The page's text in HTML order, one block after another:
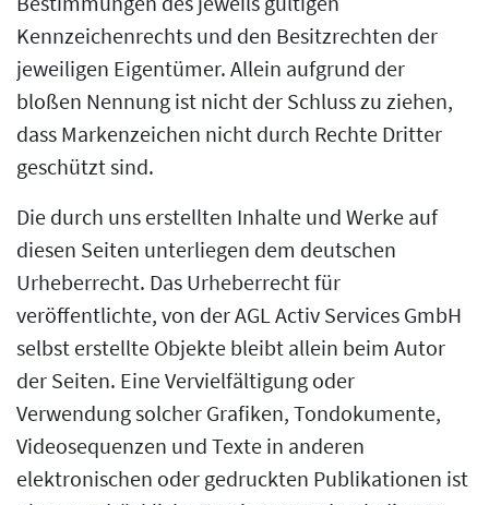
Kennzeichenrechts und den Besitzrechten der
jeweiligen Eigentümer. Allein aufgrund der
bloßen Nennung ist nicht der Schluss zu ziehen,
dass Markenzeichen nicht durch Rechte Dritter
geschützt sind.
Die durch uns erstellten Inhalte und Werke auf
diesen Seiten unterliegen dem deutschen
Urheberrecht. Das Urheberrecht für
veröffentlichte, von der AGL Activ Services GmbH
selbst erstellte Objekte bleibt allein beim Autor
der Seiten. Eine Vervielfältigung oder
Verwendung solcher Grafiken, Tondokumente,
Videosequenzen und Texte in anderen
elektronischen oder gedruckten Publikationen ist